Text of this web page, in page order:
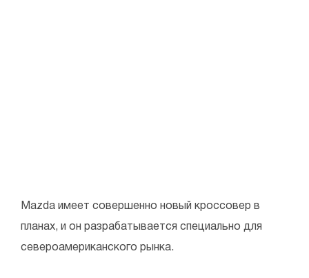
Mazda имеет совершенно новый кроссовер в
планах, и он разрабатывается специально для
североамериканского рынка.